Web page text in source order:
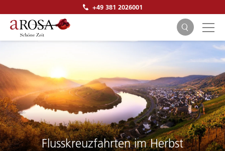
+49 381 2026001
SUCHEN
Flusskreuzfahrten im Herbst